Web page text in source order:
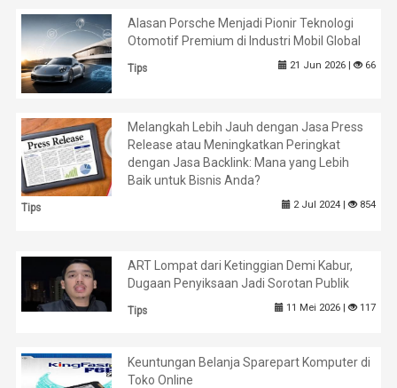
Alasan Porsche Menjadi Pionir Teknologi
Otomotif Premium di Industri Mobil Global
Tips 21 Jun 2026 | 66
Melangkah Lebih Jauh dengan Jasa Press
Release atau Meningkatkan Peringkat
dengan Jasa Backlink: Mana yang Lebih
Baik untuk Bisnis Anda?
Tips 2 Jul 2024 | 854
ART Lompat dari Ketinggian Demi Kabur,
Dugaan Penyiksaan Jadi Sorotan Publik
Tips 11 Mei 2026 | 117
Keuntungan Belanja Sparepart Komputer di
Toko Online